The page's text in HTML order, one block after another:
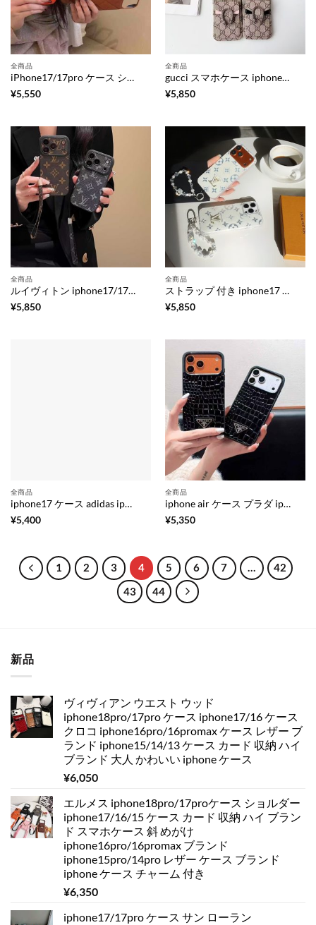
全商品
iPhone17/17pro ケース シャネル iphone17promax/16promax ケース レザー おしゃれ iphone16/16pro ケース ハイブランド 人気 女子 Chanel スマホケース マトラッセ iphone15/14/13 ケース
¥5,550
全商品
gucci スマホケース iphone17/17pro iphone17promax ケース カード収納 ハイ ブランド iphone16/16pro/15pro ケース 人気 ブランド 女子 グッチ風 iphone15/14/13 ケース
¥5,850
全商品
ルイヴィトン iphone17/17pro ケース モノグラム スマホケース ストラップ付き iphone17promax/16proケース ブランド 携帯ケース ビジネス iphone16/15/14 ケース メンズ 人気 ブランド
¥5,850
全商品
ストラップ 付き iphone17 ケース ブランド ルイ ヴィトン iphone17pro/17promax ケース iphone16/16pro ケース 大人可愛い ブランド iphone ケース 人気 ブランド 女性 30 代
¥5,850
全商品
iphone17 ケース adidas iphone17pro/16pro ケース レザー ブランド iphone16/15/14 ケース ペア 大人 ブランド スマホケース カップル お 揃い ブランド iphone ケース 押し加工
¥5,400
全商品
iphone air ケース プラダ iphone17/17pro ケース ワニ柄 ブランド おしゃれ スマホケース ブランド クロコダイル iphone17promax/16pro/16 ケース iphone ケース 人気 ブランド 女子
¥5,350
1 2 3 4 5 6 7 …
42
43
44
新品
ヴィヴィアン ウエスト ウッド
iphone18pro/17pro ケース iphone17/16 ケース
クロコ iphone16pro/16promax ケース レザー ブ
ランド iphone15/14/13 ケース カード 収納 ハイ
ブランド 大人 かわいい iphone ケース
¥6,050
エルメス iphone18pro/17proケース ショルダー
iphone17/16/15 ケース カード 収納 ハイ ブラン
ド スマホケース 斜 めがけ
iphone16pro/16promax ブランド
iphone15pro/14pro レザー ケース ブランド
iphone ケース チャーム 付き
¥6,350
iphone17/17pro ケース サン ローラン